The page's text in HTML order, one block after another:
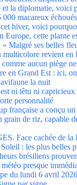
et la diplomatie, voici
000 macareux
hiver, voici
Europe, cette plante
Malgré ses belles
multicolore revient en
aucun piège
en Grand Est : ici,
la nuit
ni têtu ni
personnalité
française a conçu
grain de riz, capable
Face cachée de la
: les plus belles
brésiliens
presque
du lundi 6 avril